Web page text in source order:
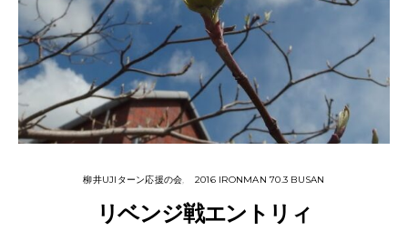
柳井UJIターン応援の会 2016 IRONMAN 70.3 BUSAN
リベンジ戦エントリィ